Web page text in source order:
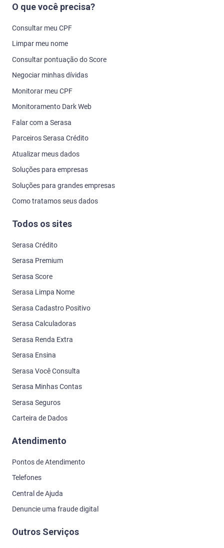
crédito em seu nome).
Com o seu Serasa Score bloqueado, a empresa será
informada sobre sua solicitação de bloqueio da
não está à procura de crédito ou querendo realizar
negócios no momento. Além disso, a empresa poderá
solicitar outros comprovantes e informações de
O que você precisa?
Consultar meu CPF
Limpar meu nome
Consultar pontuação do Score
Negociar minhas dívidas
Monitorar meu CPF
Monitoramento Dark Web
Falar com a Serasa
Parceiros Serasa Crédito
Atualizar meus dados
Soluções para empresas
Soluções para grandes empresas
Como tratamos seus dados
Todos os sites
Serasa Crédito
Serasa Premium
Serasa Score
Serasa Limpa Nome
Serasa Cadastro Positivo
Serasa Calculadoras
Serasa Renda Extra
Serasa Ensina
Serasa Você Consulta
Serasa Minhas Contas
Serasa Seguros
Carteira de Dados
Atendimento
Pontos de Atendimento
Telefones
Central de Ajuda
Denuncie uma fraude digital
Outros Serviços